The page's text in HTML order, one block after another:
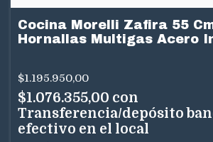
Cocina Morelli Zafira 55
Hornallas Multigas Acero
$1.195.950,00
$1.076.355,00 con
Transferencia/depósito
efectivo en el local